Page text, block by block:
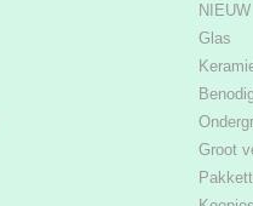
NIEUW
Glas
Groot